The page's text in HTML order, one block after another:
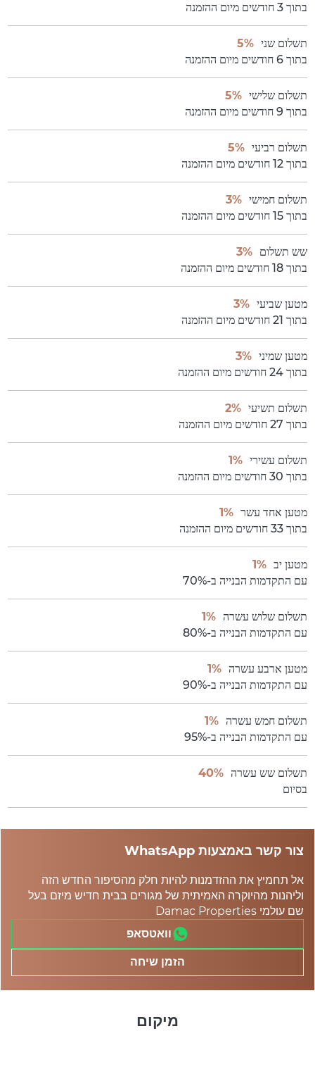
בתוך 3 חודשים מיום ההזמנה
תשלום שני 5%
בתוך 6 חודשים מיום ההזמנה
תשלום שלישי 5%
בתוך 9 חודשים מיום ההזמנה
תשלום רביעי 5%
בתוך 12 חודשים מיום ההזמנה
תשלום חמישי 3%
בתוך 15 חודשים מיום ההזמנה
שש תשלום 3%
בתוך 18 חודשים מיום ההזמנה
מטען שביעי 3%
בתוך 21 חודשים מיום ההזמנה
מטען שמיני 3%
בתוך 24 חודשים מיום ההזמנה
תשלום תשיעי 2%
בתוך 27 חודשים מיום ההזמנה
תשלום עשירי 1%
בתוך 30 חודשים מיום ההזמנה
מטען אחד עשר 1%
בתוך 33 חודשים מיום ההזמנה
מטען יב 1%
עם התקדמות הבנייה ב-70%
תשלום שלוש עשרה 1%
עם התקדמות הבנייה ב-80%
מטען ארבע עשרה 1%
עם התקדמות הבנייה ב-90%
תשלום חמש עשרה 1%
עם התקדמות הבנייה ב-95%
תשלום שש עשרה 40%
בסיום
צור קשר באמצעות WhatsApp
אל תחמיץ את ההזדמנות להיות חלק מהסיפור החדש הזה
וליהנות מהיוקרה האמיתית של מגורים בבית חדיש מיזם בעל
שם עולמי Damac Properties
וואטסאפ
הזמן שיחה
מיקום